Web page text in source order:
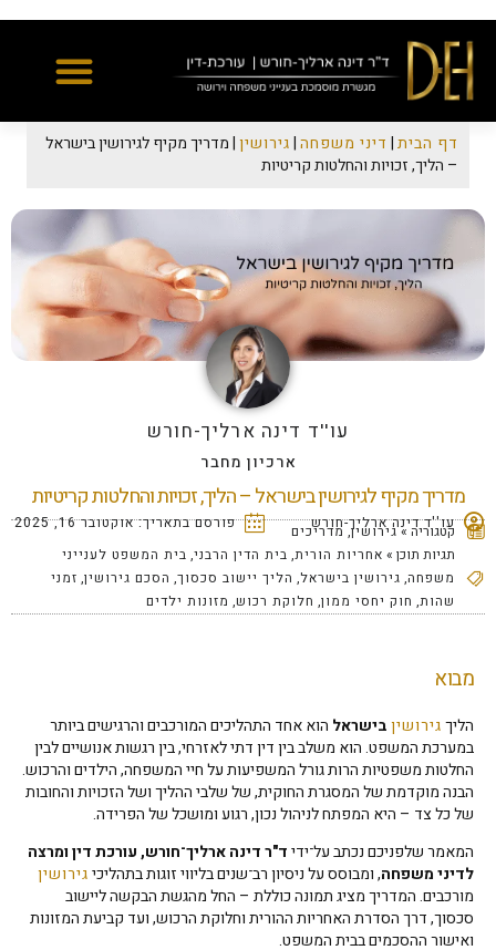
...
Yes
דף הבית|דיני משפחה|גירושין|מדריך מקיף לגירושין בישראל
– הליך, זכויות והחלטות קריטיות
עו''ד דינה ארליך-חורש
ארכיון מחבר
מדריך מקיף לגירושין בישראל – הליך, זכויות והחלטות קריטיות
עו''ד דינה ארליך-חורש פורסם בתאריך:אוקטובר 16, 2025 קטגוריה » גירושין,מדריכים
תגיות תוכן » אחריות הורית,בית הדין הרבני,בית המשפט לענייני
משפחה,גירושין בישראל,הליך יישוב סכסוך,הסכם גירושין,זמני
שהות,חוק יחסי ממון,חלוקת רכוש,מזונות ילדים
מבוא
הליךגירושיןבישראלהוא אחד התהליכים המורכבים והרגישים ביותר
במערכת המשפט. הוא משלב בין דין דתי לאזרחי, בין רגשות אנושיים לבין
החלטות משפטיות הרות גורל המשפיעות על חיי המשפחה, הילדים והרכוש.
הבנה מוקדמת של המסגרת החוקית, של שלבי ההליך ושל הזכויות והחובות
של כל צד – היא המפתח לניהול נכון, רגוע ומושכל של הפרידה.
המאמר שלפניכם נכתב על־ידיד"ר דינה ארליך־חורש, עורכת דין ומרצה
לדיני משפחה, ומבוסס על ניסיון רב־שנים בליווי זוגות בתהליכיגירושין
מורכבים. המדריך מציג תמונה כוללת – החל מהגשת הבקשה ליישוב
סכסוך, דרך הסדרת האחריות ההורית וחלוקת הרכוש, ועד קביעת המזונות
ואישור ההסכמים בבית המשפט.